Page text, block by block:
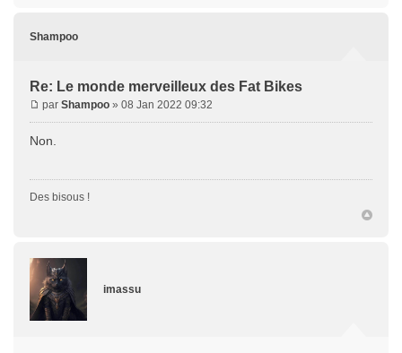
Shampoo
Re: Le monde merveilleux des Fat Bikes
par Shampoo » 08 Jan 2022 09:32
Non.
Des bisous !
imassu